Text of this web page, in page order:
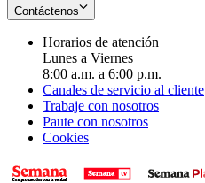
Contáctenos
Horarios de atención
Lunes a Viernes
8:00 a.m. a 6:00 p.m.
Canales de servicio al cliente
Trabaje con nosotros
Paute con nosotros
Cookies